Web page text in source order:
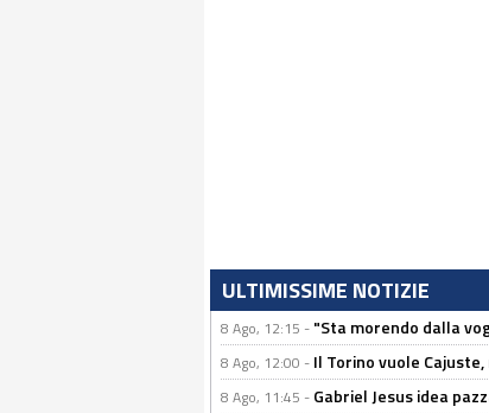
ULTIMISSIME NOTIZIE
8 Ago, 12:15 - "Sta morendo dalla
8 Ago, 12:00 - Il Torino vuole
8 Ago, 11:45 - Gabriel Jesus idea